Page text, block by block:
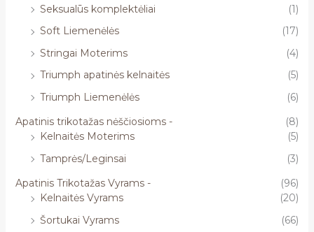
Seksualūs komplektėliai
(1)
Soft Liemenėlės
(17)
Stringai Moterims
(4)
Triumph apatinės kelnaitės
(5)
Triumph Liemenėlės
(6)
Apatinis trikotažas nėščiosioms -
(8)
Kelnaitės Moterims
(5)
Tamprės/Leginsai
(3)
Apatinis Trikotažas Vyrams -
(96)
Kelnaitės Vyrams
(20)
Šortukai Vyrams
(66)